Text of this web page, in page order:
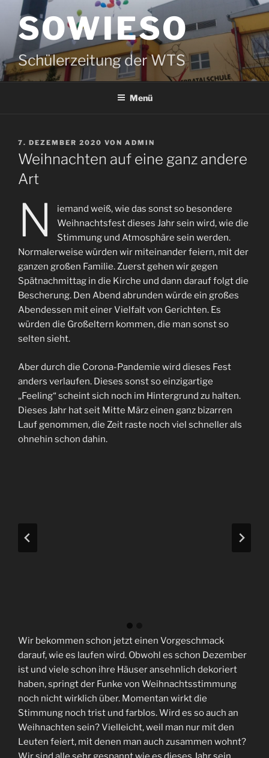
Inhalt
springenSOWIESO
Schülerzeitung der WTS
Menü
VERÖFFENTLICHT
AM
7. DEZEMBER 2020 VON ADMIN
Weihnachten auf eine ganz andere
Art
N
iemand weiß, wie das sonst so besondere
Weihnachtsfest dieses Jahr sein wird, wie die
Stimmung und Atmosphäre sein werden.
Normalerweise würden wir miteinander feiern, mit der
ganzen großen Familie. Zuerst gehen wir gegen
Spätnachmittag in die Kirche und dann darauf folgt die
Bescherung. Den Abend abrunden würde ein großes
Abendessen mit einer Vielfalt von Gerichten. Es
würden die Großeltern kommen, die man sonst so
selten sieht.
Aber durch die Corona-Pandemie wird dieses Fest
anders verlaufen. Dieses sonst so einzigartige
„Feeling“ scheint sich noch im Hintergrund zu halten.
Dieses Jahr hat seit Mitte März einen ganz bizarren
Lauf genommen, die Zeit raste noch viel schneller als
ohnehin schon dahin.
Wir bekommen schon jetzt einen Vorgeschmack
darauf, wie es laufen wird. Obwohl es schon Dezember
ist und viele schon ihre Häuser ansehnlich dekoriert
haben, springt der Funke von Weihnachtsstimmung
noch nicht wirklich über. Momentan wirkt die
Stimmung noch trist und farblos. Wird es so auch an
Weihnachten sein? Vielleicht, weil man nur mit den
Leuten feiert, mit denen man auch zusammen wohnt?